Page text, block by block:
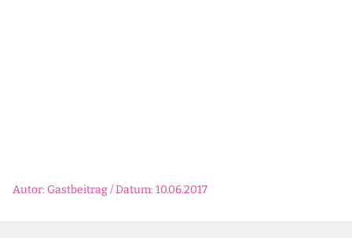
Autor: Gastbeitrag / Datum: 10.06.2017